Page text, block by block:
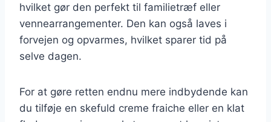
hvilket gør den perfekt til familietræf eller
vennearrangementer. Den kan også laves i
forvejen og opvarmes, hvilket sparer tid på
selve dagen.
For at gøre retten endnu mere indbydende kan
du tilføje en skefuld creme fraiche eller en klat